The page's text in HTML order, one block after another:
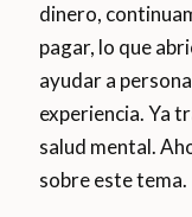
dinero,
pagar, lo que
ayudar a
experiencia. Ya
salud mental.
sobre este tema.